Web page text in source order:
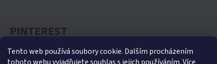
Tento web používá soubory cookie. Dalším procházením
PINTEREST